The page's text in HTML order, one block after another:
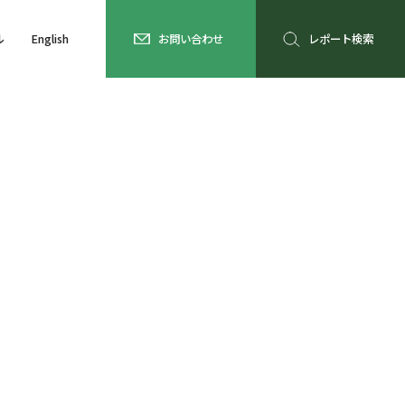
English お問い合わせ レポート検索